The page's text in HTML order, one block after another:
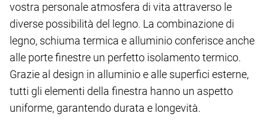
vostra personale atmosfera di vita attraverso le
diverse possibilità del legno. La combinazione di
legno, schiuma termica e alluminio conferisce anche
alle porte finestre un perfetto isolamento termico.
Grazie al design in alluminio e alle superfici esterne,
tutti gli elementi della finestra hanno un aspetto
uniforme, garantendo durata e longevità.